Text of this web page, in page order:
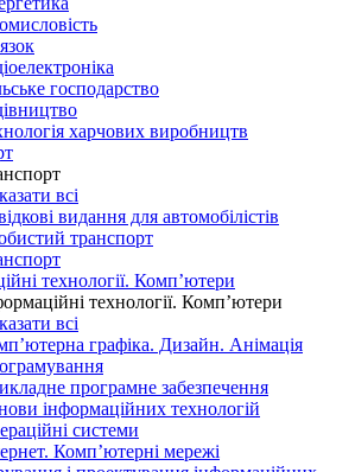
господарство
харчових виробництв
всі
видання для автомобілістів
транспорт
технології. Комп’ютери
технології. Комп’ютери
всі
графіка. Дизайн. Анімація
програмне забезпечення
інформаційних технологій
системи
Комп’ютерні мережі